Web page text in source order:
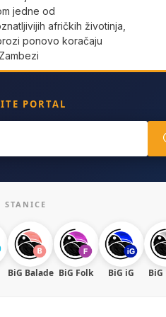
jedne od
afričkih životinja,
ponovo koračaju
PORTAL
STANICE
BiG Balade BiG Folk BiG iG BiG